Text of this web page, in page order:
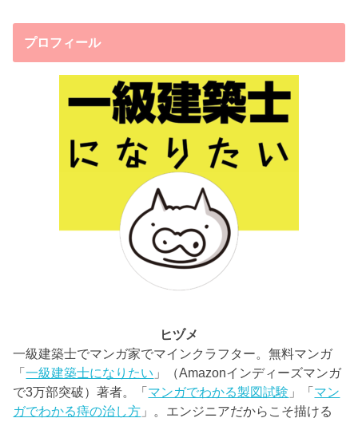
プロフィール
ヒヅメ
一級建築士でマンガ家でマインクラフター。無料マンガ
「一級建築士になりたい 」（Amazonインディーズマンガ
で3万部突破）著者。「マンガでわかる製図試験 」「マン
ガでわかる痔の治し方 」。エンジニアだからこそ描ける